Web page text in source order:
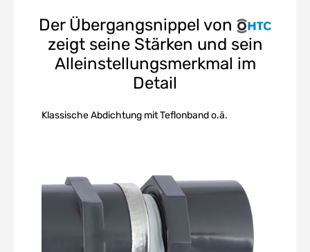
Der Übergangsnippel von
zeigt seine Stärken und sein
Alleinstellungsmerkmal im
Detail
Klassische Abdichtung mit Teflonband o.ä.